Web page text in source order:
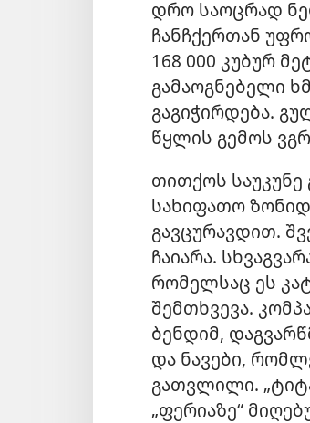
დრო საოცრად
ჩანჩქერთან
168 000 კუბურ
გამაოგნებელი
გაგიჭირდება.
წყლის გემოს
თითქოს საუკუნე
სახიფათო
გავცურავდით.
ჩაიარა.
რომელსაც ეს
შემთხვევა.
ბენდიმ,
და ნავები,
გათვლილი.
„ფერიაზე“